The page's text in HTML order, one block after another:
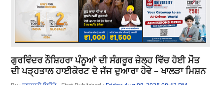
ਗੁਰਵਿੰਦਰ ਨੌਸ਼ਿਹਰਾ ਪੰਨੂਆਂ ਦੀ ਸੰਗਰੂਰ ਜ਼ੇਲ੍ਹ ਵਿੱਚ ਹੋਈ ਮੌਤ
ਦੀ ਪੜ੍ਹਤਾਲ ਹਾਈਕੋਰਟ ਦੇ ਜੱਜ ਦੁਆਰਾ ਹੋਵੇ – ਖਾਲੜਾ ਮਿਸ਼ਨ